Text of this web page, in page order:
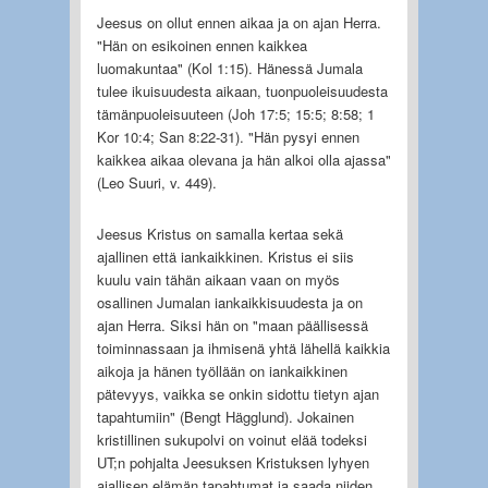
Jeesus on ollut ennen aikaa ja on ajan Herra.
"Hän on esikoinen ennen kaikkea
luomakuntaa" (Kol 1:15). Hänessä Jumala
tulee ikuisuudesta aikaan, tuonpuoleisuudesta
tämänpuoleisuuteen (Joh 17:5; 15:5; 8:58; 1
Kor 10:4; San 8:22-31). "Hän pysyi ennen
kaikkea aikaa olevana ja hän alkoi olla ajassa"
(Leo Suuri, v. 449).
Jeesus Kristus on samalla kertaa sekä
ajallinen että iankaikkinen. Kristus ei siis
kuulu vain tähän aikaan vaan on myös
osallinen Jumalan iankaikkisuudesta ja on
ajan Herra. Siksi hän on "maan päällisessä
toiminnassaan ja ihmisenä yhtä lähellä kaikkia
aikoja ja hänen työllään on iankaikkinen
pätevyys, vaikka se onkin sidottu tietyn ajan
tapahtumiin" (Bengt Hägglund). Jokainen
kristillinen sukupolvi on voinut elää todeksi
UT;n pohjalta Jeesuksen Kristuksen lyhyen